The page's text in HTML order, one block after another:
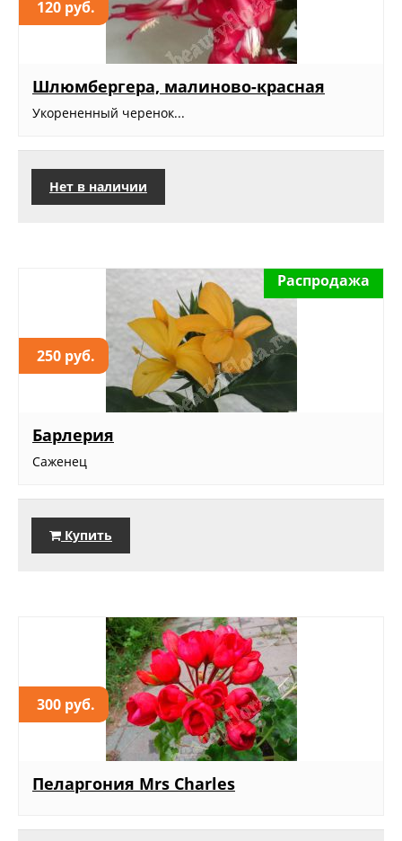
120 руб.
Шлюмбергера, малиново-красная
Укорененный черенок...
Нет в наличии
250 руб.
Распродажа
Барлерия
Саженец
Купить
300 руб.
Пеларгония Mrs Charles